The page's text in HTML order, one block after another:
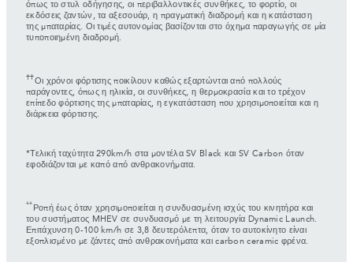
όπως το στυλ οδήγησης, οι περιβαλλοντικές συνθήκες, το φορτίο, οι
εκδόσεις ζαντών, τα αξεσουάρ, η πραγματική διαδρομή και η κατάσταση
της μπαταρίας. Οι τιμές αυτονομίας βασίζονται στο όχημα παραγωγής σε μία
τυποποιημένη διαδρομή.
††Οι χρόνοι φόρτισης ποικίλουν καθώς εξαρτώνται από πολλούς
παράγοντες, όπως η ηλικία, οι συνθήκες, η θερμοκρασία και το τρέχον
επίπεδο φόρτισης της μπαταρίας, η εγκατάσταση που χρησιμοποιείται και η
διάρκεια φόρτισης.
*Τελική ταχύτητα 290km/h στα μοντέλα SV Black και SV Carbon όταν
εφοδιάζονται με καπό από ανθρακονήματα.
** Ροπή έως όταν χρησιμοποιείται η συνδυασμένη ισχύς του κινητήρα και
του συστήματος MHEV σε συνδυασμό με τη λειτουργία Dynamic Launch.
Επιτάχυνση 0-100 km/h σε 3,8 δευτερόλεπτα, όταν το αυτοκίνητο είναι
εξοπλισμένο με ζάντες από ανθρακονήματα και carbon ceramic φρένα.